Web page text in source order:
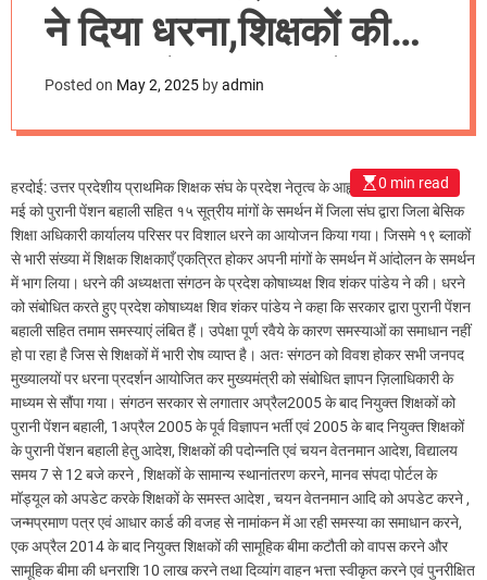
m
d
ने दिया धरना,शिक्षकों की
समस्याओं का जल्द हो
समाधान: अक्षत पांडेय
Posted on May 2, 2025 byadmin
0 min read
हरदोई: उत्तर प्रदेशीय प्राथमिक शिक्षक संघ के प्रदेश नेतृत्व के आह्वान पर आज दिनांक 1
मई को पुरानी पेंशन बहाली सहित १५ सूत्रीय मांगों के समर्थन में जिला संघ द्वारा जिला बेसिक
शिक्षा अधिकारी कार्यालय परिसर पर विशाल धरने का आयोजन किया गया। जिसमे १९ ब्लाकों
से भारी संख्या में शिक्षक शिक्षकाएँ एकत्रित होकर अपनी मांगों के समर्थन में आंदोलन के समर्थन
में भाग लिया। धरने की अध्यक्षता संगठन के प्रदेश कोषाध्यक्ष शिव शंकर पांडेय ने की। धरने
को संबोधित करते हुए प्रदेश कोषाध्यक्ष शिव शंकर पांडेय ने कहा कि सरकार द्वारा पुरानी पेंशन
बहाली सहित तमाम समस्याएं लंबित हैं। उपेक्षा पूर्ण रवैये के कारण समस्याओं का समाधान नहीं
हो पा रहा है जिस से शिक्षकों में भारी रोष व्याप्त है। अतः संगठन को विवश होकर सभी जनपद
मुख्यालयों पर धरना प्रदर्शन आयोजित कर मुख्यमंत्री को संबोधित ज्ञापन ज़िलाधिकारी के
माध्यम से सौंपा गया। संगठन सरकार से लगातार अप्रैल2005 के बाद नियुक्त शिक्षकों को
पुरानी पेंशन बहाली, 1अप्रैल 2005 के पूर्व विज्ञापन भर्ती एवं 2005 के बाद नियुक्त शिक्षकों
के पुरानी पेंशन बहाली हेतु आदेश, शिक्षकों की पदोन्नति एवं चयन वेतनमान आदेश, विद्यालय
समय 7 से 12 बजे करने , शिक्षकों के सामान्य स्थानांतरण करने, मानव संपदा पोर्टल के
मॉड्यूल को अपडेट करके शिक्षकों के समस्त आदेश , चयन वेतनमान आदि को अपडेट करने ,
जन्मप्रमाण पत्र एवं आधार कार्ड की वजह से नामांकन में आ रही समस्या का समाधान करने,
एक अप्रैल 2014 के बाद नियुक्त शिक्षकों की सामूहिक बीमा कटौती को वापस करने और
सामूहिक बीमा की धनराशि 10 लाख करने तथा दिव्यांग वाहन भत्ता स्वीकृत करने एवं पुनरीक्षित